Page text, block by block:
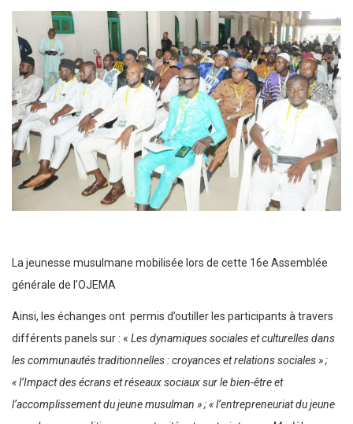
La jeunesse musulmane mobilisée lors de cette 16e Assemblée
générale de l’OJEMA
Ainsi, les échanges ont permis d’outiller les participants à travers
différents panels sur : « Les dynamiques sociales et culturelles dans
les communautés traditionnelles : croyances et relations sociales » ;
« l’Impact des écrans et réseaux sociaux sur le bien-être et
l’accomplissement du jeune musulman » ; « l’entrepreneuriat du jeune